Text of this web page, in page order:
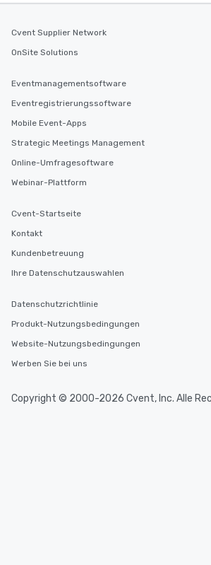
Cvent Supplier Network
OnSite Solutions
Eventmanagementsoftware
Eventregistrierungssoftware
Mobile Event-Apps
Strategic Meetings Management
Online-Umfragesoftware
Webinar-Plattform
Cvent-Startseite
Kontakt
Kundenbetreuung
Ihre Datenschutzauswahlen
Datenschutzrichtlinie
Produkt-Nutzungsbedingungen
Website-Nutzungsbedingungen
Werben Sie bei uns
Copyright © 2000-2026 Cvent, Inc. Alle